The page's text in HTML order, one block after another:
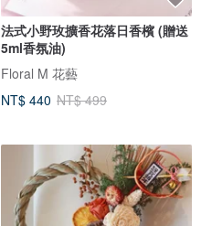
法式小野玫擴香花落日香檳 (贈送
5ml香氛油)
Floral M 花藝
NT$ 440 NT$ 499